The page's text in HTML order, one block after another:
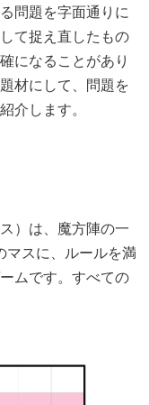
問題を字面通りに
て捉え直したもの
になることがあり
材にして、問題を
介します。
）は、魔方陣の一
マスに、ルールを満
ムです。すべての